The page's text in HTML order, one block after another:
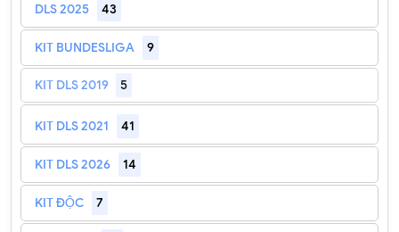
DLS 2025 43
KIT BUNDESLIGA 9
KIT DLS 2019 5
KIT DLS 2021 41
KIT DLS 2026 14
KIT ĐỘC 7